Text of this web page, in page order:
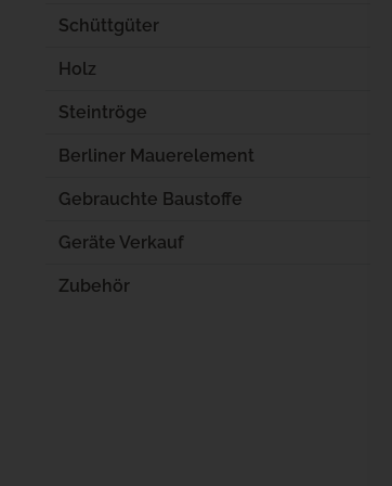
Schüttgüter
Holz
Steintröge
Berliner Mauerelement
Gebrauchte Baustoffe
Geräte Verkauf
Zubehör